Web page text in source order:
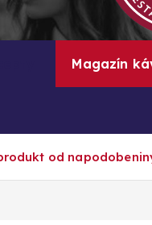
Kávové recepty,
Magazín
od